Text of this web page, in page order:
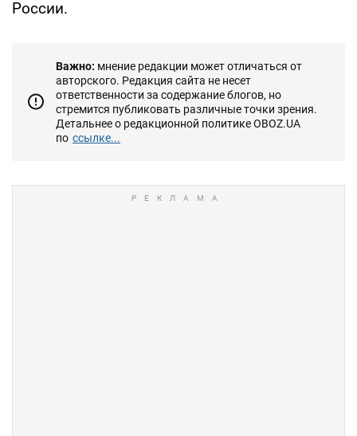
России.
Важно: мнение редакции может отличаться от
авторского. Редакция сайта не несет
ответственности за содержание блогов, но
стремится публиковать различные точки зрения.
Детальнее о редакционной политике OBOZ.UA
по ссылке...